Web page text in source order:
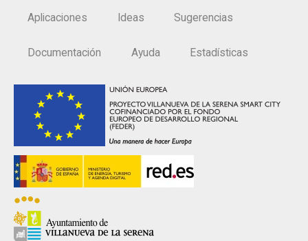
Aplicaciones Ideas Sugerencias
Documentación Ayuda Estadísticas